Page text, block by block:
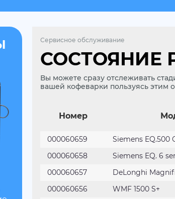
Сервисное обслуживание
СОСТОЯНИЕ
Вы можете сразу отслеживать
вашей кофеварки пользуясь этим
Номер
000060659 Siemens EQ.500
000060658
Siemens EQ. 6
000060657
DeLonghi
000060656
WMF 1500 S+